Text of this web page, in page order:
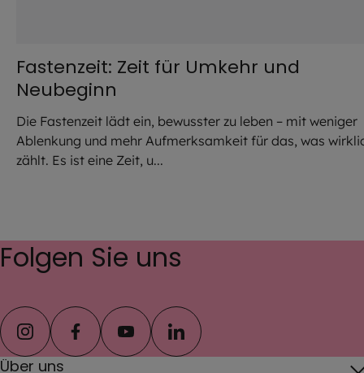
Fastenzeit: Zeit für Umkehr und
Neubeginn
Die Fastenzeit lädt ein, bewusster zu leben – mit weniger
Ablenkung und mehr Aufmerksamkeit für das, was
zählt. Es ist eine Zeit, u...
Folgen Sie uns
instagramfacebookyoutubelinkedin
Über uns